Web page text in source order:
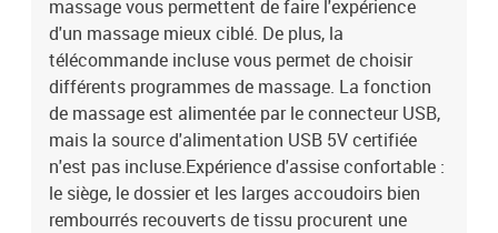
position assise : 75,5 x 93 x 99,5 cm (l x P x H)Dimensions de
couchage : 75,5 x 147 x 80,5 cm (l x P x H)Largeur du siège : 50
cmProfondeur du siège : 58,5 cmHauteur du siège à partir du sol :
43,5-44,5 cmHauteur des accoudoirs à partir du sol : 56,5
cmOptions : massage sans chauffageType de massage : massage
par vibrations par 6 pointsTension d'entrée : 5V c.c.Courant
d'entrée : 2ACapacité de charge maximale : 110 kgL'assemblage
est requis
massage vous permettent de faire l'expérience
d'un massage mieux ciblé. De plus, la
télécommande incluse vous permet de choisir
différents programmes de massage. La fonction
de massage est alimentée par le connecteur USB,
mais la source d'alimentation USB 5V certifiée
n'est pas incluse.Expérience d'assise confortable :
le siège, le dossier et les larges accoudoirs bien
rembourrés recouverts de tissu procurent une